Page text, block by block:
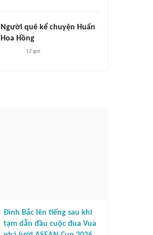
Người quê kể chuyện Huấn
Hoa Hồng
12 giờ
Đình Bắc lên tiếng sau khi
tạm dẫn đầu cuộc đua Vua